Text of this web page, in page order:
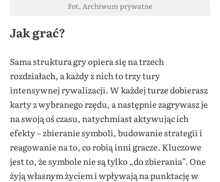
Fot. Archiwum prywatne
Jak grać?
Sama struktura gry opiera się na trzech
rozdziałach, a każdy z nich to trzy tury
intensywnej rywalizacji. W każdej turze dobierasz
karty z wybranego rzędu, a następnie zagrywasz je
na swoją oś czasu, natychmiast aktywując ich
efekty – zbieranie symboli, budowanie strategii i
reagowanie na to, co robią inni gracze. Kluczowe
jest to, że symbole nie są tylko „do zbierania”. One
żyją własnym życiem i wpływają na punktację w